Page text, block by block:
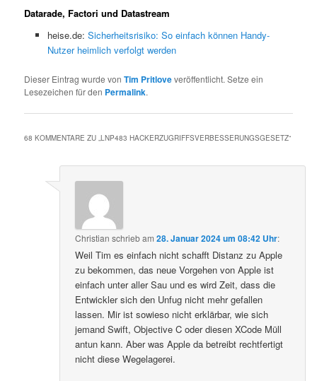
Datarade, Factori und Datastream
heise.de: Sicherheitsrisiko: So einfach können Handy-
Nutzer heimlich verfolgt werden
Dieser Eintrag wurde vonTim Pritloveveröffentlicht. Setze ein
Lesezeichen für den Permalink.
68 KOMMENTARE ZU „LNP483 HACKERZUGRIFFSVERBESSERUNGSGESETZ“
Christian schriebam28. Januar 2024 um 08:42 Uhr:
Weil Tim es einfach nicht schafft Distanz zu Apple
zu bekommen, das neue Vorgehen von Apple ist
einfach unter aller Sau und es wird Zeit, dass die
Entwickler sich den Unfug nicht mehr gefallen
lassen. Mir ist sowieso nicht erklärbar, wie sich
jemand Swift, Objective C oder diesen XCode Müll
antun kann. Aber was Apple da betreibt rechtfertigt
nicht diese Wegelagerei.